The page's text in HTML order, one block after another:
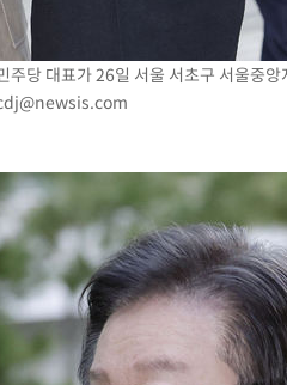
당 대표가 26일 서울 서초구 서울중